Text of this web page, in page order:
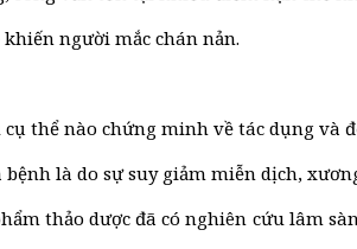
người mắc chán nản.
thể nào chứng minh về tác dụng và
là do sự suy giảm miễn dịch,
thảo dược đã có nghiên cứu lâm